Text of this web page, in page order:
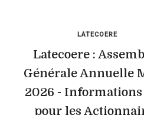
LATECOERE
Latecoere :
Générale Annuelle
2026 - Informations
pour les